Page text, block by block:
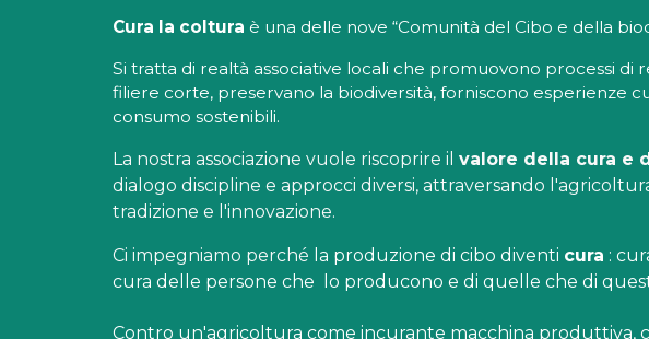
Cura la coltura è una delle nove “Comunità del Cibo e della
Si tratta di realtà associative locali che promuovono processi
filiere corte, preservano la biodiversità, forniscono esperienze
consumo sostenibili.
La nostra associazione vuole riscoprire il valore della cura e
dialogo discipline e approcci diversi, attraversando
tradizione e l'innovazione.
Ci impegniamo perché la produzione di cibo diventi cura :
cura delle persone che lo producono e di quelle che di
Contro un'agricoltura come incurante macchina produttiva,